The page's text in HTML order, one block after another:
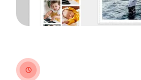
clock